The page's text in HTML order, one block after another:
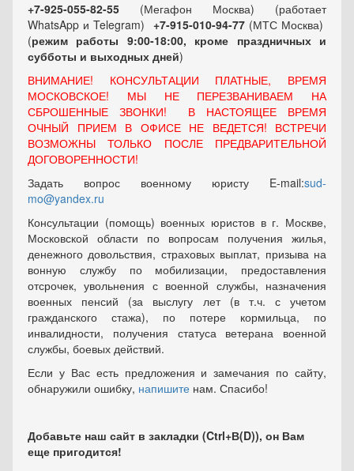
+7-925-055-82-55 (Мегафон Москва) (работает
WhatsApp и Telegram) +7-915-010-94-77 (МТС Москва)
(режим работы 9:00-18:00, кроме праздничных и
субботы и выходных дней)
ВНИМАНИЕ! КОНСУЛЬТАЦИИ ПЛАТНЫЕ, ВРЕМЯ
МОСКОВСКОЕ! МЫ НЕ ПЕРЕЗВАНИВАЕМ НА
СБРОШЕННЫЕ ЗВОНКИ! В НАСТОЯЩЕЕ ВРЕМЯ
ОЧНЫЙ ПРИЕМ В ОФИСЕ НЕ ВЕДЕТСЯ! ВСТРЕЧИ
ВОЗМОЖНЫ ТОЛЬКО ПОСЛЕ ПРЕДВАРИТЕЛЬНОЙ
ДОГОВОРЕННОСТИ!
Задать вопрос военному юристу E-mail:sud-
mo@yandex.ru
Консультации (помощь) военных юристов в г. Москве,
Московской области по вопросам получения жилья,
денежного довольствия, страховых выплат, призыва на
вонную службу по мобилизации, предоставления
отсрочек, увольнения с военной службы, назначения
военных пенсий (за выслугу лет (в т.ч. с учетом
гражданского стажа), по потере кормильца, по
инвалидности, получения статуса ветерана военной
службы, боевых действий.
Если у Вас есть предложения и замечания по сайту,
обнаружили ошибку, напишите нам. Спасибо!
Добавьте наш сайт в закладки (Ctrl+В(D)), он Вам
еще пригодится!